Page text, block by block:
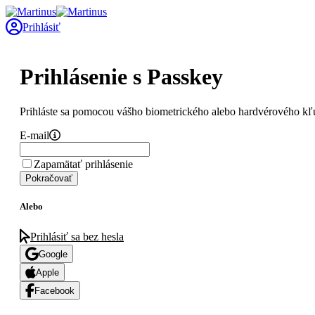
Prihlásiť
Prihlásenie s Passkey
Prihláste sa pomocou vášho biometrického alebo hardvérového
E-mail
Zapamätať prihlásenie
Pokračovať
Alebo
Prihlásiť sa bez hesla
Google
Apple
Facebook